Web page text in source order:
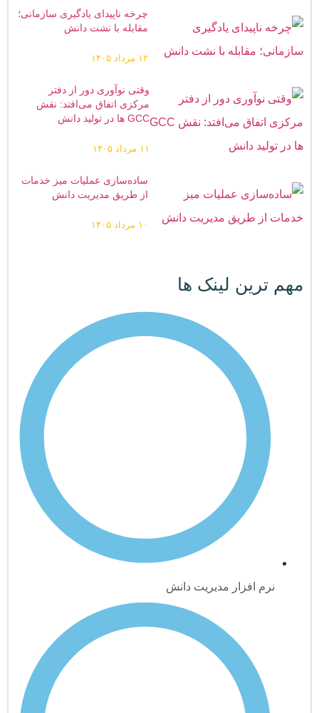
چرخه ناپیدای یادگیری سازمانی؛
مقابله با نشت دانش
۱۲ مرداد ۱۴۰۵
وقتی نوآوری دور از دفتر
مرکزی اتفاق می‌افتد: نقش
GCC ها در تولید دانش
۱۱ مرداد ۱۴۰۵
ساده‌سازی عملیات میز خدمات
از طریق مدیریت ‌دانش
۱۰ مرداد ۱۴۰۵
مهم ترین لینک ها
نرم افزار مدیریت دانش